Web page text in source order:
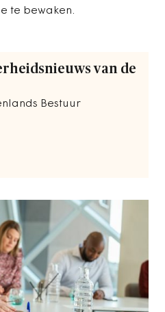
te bewaken.
van de
Bestuur